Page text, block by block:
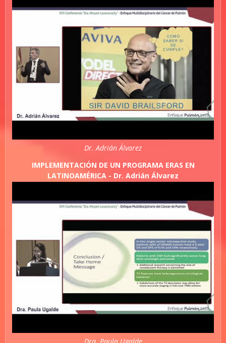
Dr. Adrián Álvarez
IMPLEMENTACIÓN DE UN PROGRAMA ERAS EN
LATINOAMÉRICA - Dr. Adrián Álvarez